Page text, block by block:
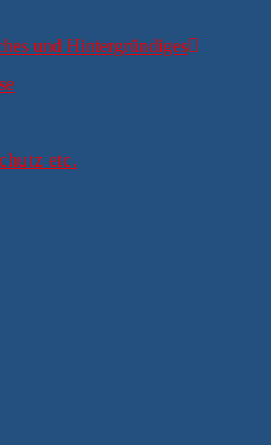
und Hintergründiges
etc.